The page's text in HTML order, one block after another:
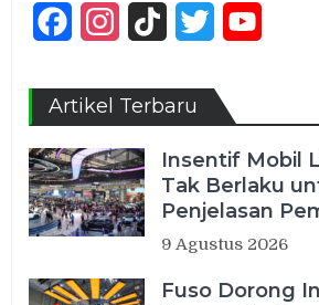
FacebookInstagram
TikTok Twitter
Artikel Terbaru
Insentif Mobil
Tak Berlaku
Penjelasan
9 Agustus 2026
Fuso Dorong